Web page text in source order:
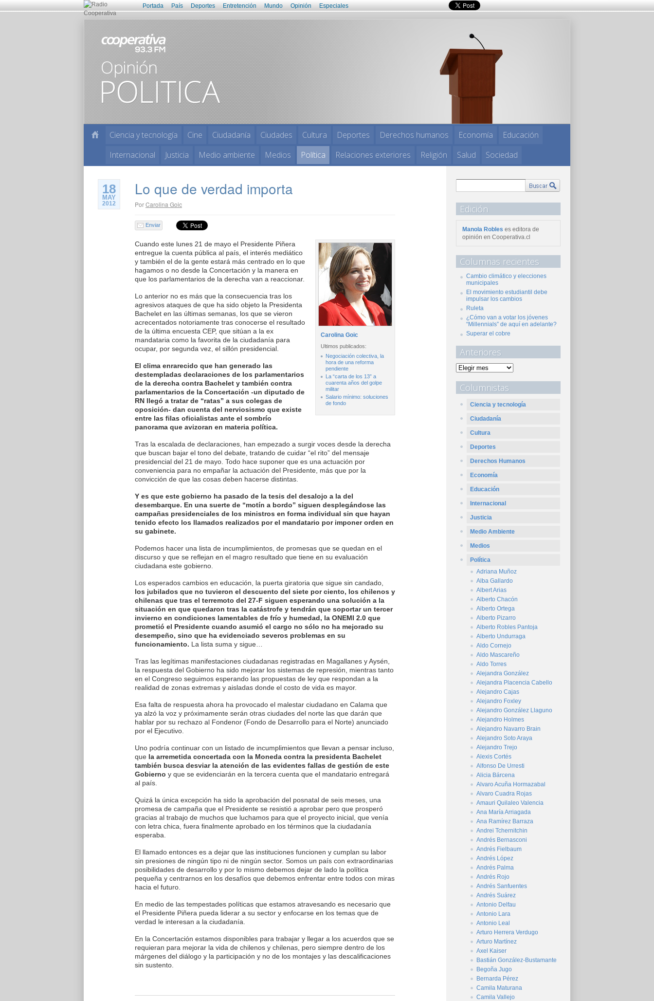
Portada País Deportes Entretención Mundo Opinión Especiales
Ciencia y tecnología Cine Ciudadanía Ciudades Cultura Deportes Derechos humanos Economía
Educación
Internacional
Justicia Medio ambiente Medios Política Relaciones exteriores Religión Salud Sociedad
18
MAY
2012
Lo que de verdad importa
PorCarolina Goic
Enviar
Carolina Goic
Ultimos publicados:
Negociación colectiva, la
hora de una reforma
pendiente
La “carta de los 13” a
cuarenta años del golpe
militar
Salario mínimo: soluciones
de fondo
Cuando este lunes 21 de mayo el Presidente Piñera
entregue la cuenta pública al país, el interés mediático
y también el de la gente estará más centrado en lo que
hagamos o no desde la Concertación y la manera en
que los parlamentarios de la derecha van a reaccionar.
Lo anterior no es más que la consecuencia tras los
agresivos ataques de que ha sido objeto la Presidenta
Bachelet en las últimas semanas, los que se vieron
acrecentados notoriamente tras conocerse el resultado
de la última encuesta CEP, que sitúan a la ex
mandataria como la favorita de la ciudadanía para
ocupar, por segunda vez, el sillón presidencial.
El clima enrarecido que han generado las
destempladas declaraciones de los parlamentarios
de la derecha contra Bachelet y también contra
parlamentarios de la Concertación -un diputado de
RN llegó a tratar de “ratas” a sus colegas de
oposición- dan cuenta del nerviosismo que existe
entre las filas oficialistas ante el sombrío
panorama que avizoran en materia política.
Tras la escalada de declaraciones, han empezado a surgir voces desde la derecha
que buscan bajar el tono del debate, tratando de cuidar “el rito” del mensaje
presidencial del 21 de mayo. Todo hace suponer que es una actuación por
conveniencia para no empañar la actuación del Presidente, más que por la
convicción de que las cosas deben hacerse distintas.
Y es que este gobierno ha pasado de la tesis del desalojo a la del
desembarque. En una suerte de “motín a bordo” siguen desplegándose las
campañas presidenciales de los ministros en forma individual sin que hayan
tenido efecto los llamados realizados por el mandatario por imponer orden en
su gabinete.
Podemos hacer una lista de incumplimientos, de promesas que se quedan en el
discurso y que se reflejan en el magro resultado que tiene en su evaluación
ciudadana este gobierno.
Los esperados cambios en educación, la puerta giratoria que sigue sin candado,
los jubilados que no tuvieron el descuento del siete por ciento, los chilenos y
chilenas que tras el terremoto del 27-F siguen esperando una solución a la
situación en que quedaron tras la catástrofe y tendrán que soportar un tercer
invierno en condiciones lamentables de frío y humedad, la ONEMI 2.0 que
prometió el Presidente cuando asumió el cargo no sólo no ha mejorado su
desempeño, sino que ha evidenciado severos problemas en su
funcionamiento. La lista suma y sigue…
Tras las legítimas manifestaciones ciudadanas registradas en Magallanes y Aysén,
la respuesta del Gobierno ha sido mejorar los sistemas de represión, mientras tanto
en el Congreso seguimos esperando las propuestas de ley que respondan a la
realidad de zonas extremas y aisladas donde el costo de vida es mayor.
Esa falta de respuesta ahora ha provocado el malestar ciudadano en Calama que
ya alzó la voz y próximamente serán otras ciudades del norte las que darán que
hablar por su rechazo al Fondenor (Fondo de Desarrollo para el Norte) anunciado
por el Ejecutivo.
Uno podría continuar con un listado de incumplimientos que llevan a pensar incluso,
que la arremetida concertada con la Moneda contra la presidenta Bachelet
también busca desviar la atención de las evidentes fallas de gestión de este
Gobierno y que se evidenciarán en la tercera cuenta que el mandatario entregará
al país.
Quizá la única excepción ha sido la aprobación del posnatal de seis meses, una
promesa de campaña que el Presidente se resistió a aprobar pero que prosperó
gracias al trabajo de muchos que luchamos para que el proyecto inicial, que venía
con letra chica, fuera finalmente aprobado en los términos que la ciudadanía
esperaba.
El llamado entonces es a dejar que las instituciones funcionen y cumplan su labor
sin presiones de ningún tipo ni de ningún sector. Somos un país con extraordinarias
posibilidades de desarrollo y por lo mismo debemos dejar de lado la política
pequeña y centrarnos en los desafíos que debemos enfrentar entre todos con miras
hacia el futuro.
En medio de las tempestades políticas que estamos atravesando es necesario que
el Presidente Piñera pueda liderar a su sector y enfocarse en los temas que de
verdad le interesan a la ciudadanía.
En la Concertación estamos disponibles para trabajar y llegar a los acuerdos que se
requieran para mejorar la vida de chilenos y chilenas, pero siempre dentro de los
márgenes del diálogo y la participación y no de los montajes y las descalificaciones
sin sustento.
Edición
Manola Robles es editora de
opinión en Cooperativa.cl
Columnas recientes
Cambio climático y elecciones
municipales
El movimiento estudiantil debe
impulsar los cambios
Ruleta
¿Cómo van a votar los jóvenes
“Millennials” de aquí en adelante?
Superar el cobre
Anteriores
Columnistas
Ciencia y tecnología
Ciudadanía
Cultura
Deportes
Derechos Humanos
Economía
Educación
Internacional
Justicia
Medio Ambiente
Medios
Política
Adriana Muñoz
Alba Gallardo
Albert Arias
Alberto Chacón
Alberto Ortega
Alberto Pizarro
Alberto Robles Pantoja
Alberto Undurraga
Aldo Cornejo
Aldo Mascareño
Aldo Torres
Alejandra González
Alejandra Placencia Cabello
Alejandro Cajas
Alejandro Foxley
Alejandro González Llaguno
Alejandro Holmes
Alejandro Navarro Brain
Alejandro Soto Araya
Alejandro Trejo
Alexis Cortés
Alfonso De Urresti
Alicia Bárcena
Alvaro Acuña Hormazabal
Alvaro Cuadra Rojas
Amauri Quilaleo Valencia
Ana María Arriagada
Ana Ramírez Barraza
Andrei Tchernitchin
Andrés Bernasconi
Andrés Fielbaum
Andrés López
Andrés Palma
Andrés Rojo
Andrés Sanfuentes
Andrés Suárez
Antonio Delfau
Antonio Lara
Antonio Leal
Arturo Herrera Verdugo
Arturo Martínez
Axel Kaiser
Bastián González-Bustamante
Begoña Jugo
Bernarda Pérez
Camila Maturana
Camila Vallejo